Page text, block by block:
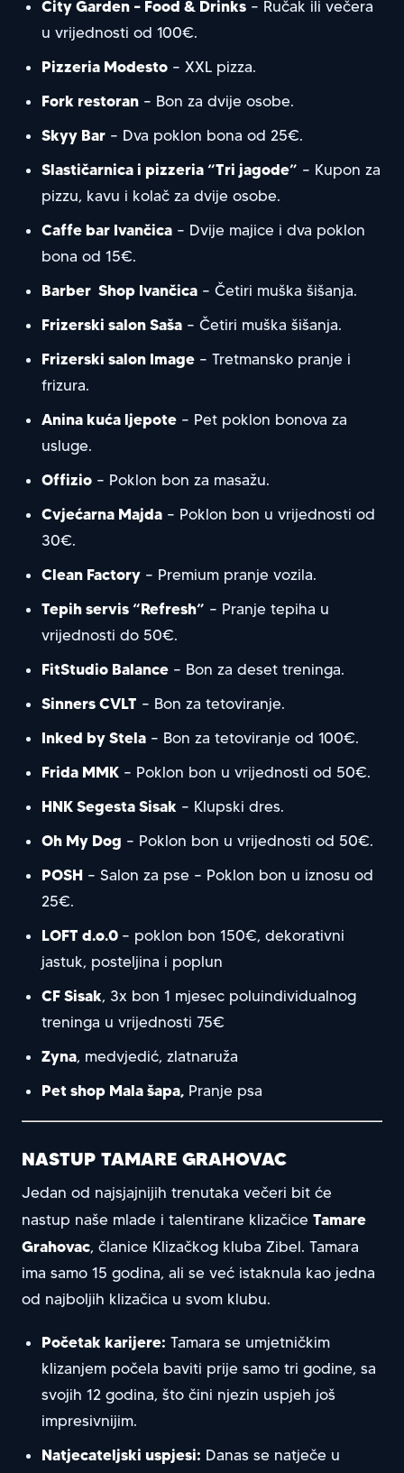
City Garden – Food & Drinks – Ručak ili večera
u vrijednosti od 100€.
Pizzeria Modesto – XXL pizza.
Fork restoran – Bon za dvije osobe.
Skyy Bar – Dva poklon bona od 25€.
Slastičarnica i pizzeria “Tri jagode” – Kupon za
pizzu, kavu i kolač za dvije osobe.
Caffe bar Ivančica – Dvije majice i dva poklon
bona od 15€.
Barber Shop Ivančica – Četiri muška šišanja.
Frizerski salon Saša – Četiri muška šišanja.
Frizerski salon Image – Tretmansko pranje i
frizura.
Anina kuća ljepote – Pet poklon bonova za
usluge.
Offizio – Poklon bon za masažu.
Cvjećarna Majda – Poklon bon u vrijednosti od
30€.
Clean Factory – Premium pranje vozila.
Tepih servis “Refresh” – Pranje tepiha u
vrijednosti do 50€.
FitStudio Balance – Bon za deset treninga.
Sinners CVLT – Bon za tetoviranje.
Inked by Stela – Bon za tetoviranje od 100€.
Frida MMK – Poklon bon u vrijednosti od 50€.
HNK Segesta Sisak – Klupski dres.
Oh My Dog – Poklon bon u vrijednosti od 50€.
POSH – Salon za pse – Poklon bon u iznosu od
25€.
LOFT d.o.0 – poklon bon 150€, dekorativni
jastuk, posteljina i poplun
CF Sisak, 3x bon 1 mjesec poluindividualnog
treninga u vrijednosti 75€
Zyna, medvjedić, zlatnaruža
Pet shop Mala šapa, Pranje psa
NASTUP TAMARE GRAHOVAC
Jedan od najsjajnijih trenutaka večeri bit će
nastup naše mlade i talentirane klizačice Tamare
Grahovac, članice Klizačkog kluba Zibel. Tamara
ima samo 15 godina, ali se već istaknula kao jedna
od najboljih klizačica u svom klubu.
Početak karijere: Tamara se umjetničkim
klizanjem počela baviti prije samo tri godine, sa
svojih 12 godina, što čini njezin uspjeh još
impresivnijim.
Natjecateljski uspjesi: Danas se natječe u